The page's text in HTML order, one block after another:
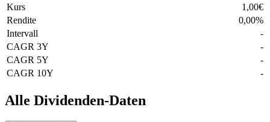
Kurs
1,00€
Rendite
0,00%
Intervall
-
CAGR 3Y
-
CAGR 5Y
-
CAGR 10Y
-
Alle Dividenden-Daten